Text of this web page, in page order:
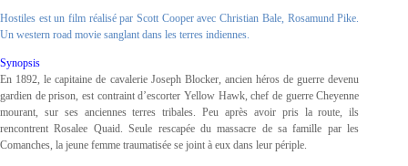
Hostiles est un film réalisé par Scott Cooper avec Christian Bale, Rosamund Pike.
Un western road movie sanglant dans les terres indiennes.
Synopsis
En 1892, le capitaine de cavalerie Joseph Blocker, ancien héros de guerre devenu
gardien de prison, est contraint d’escorter Yellow Hawk, chef de guerre Cheyenne
mourant, sur ses anciennes terres tribales. Peu après avoir pris la route, ils
rencontrent Rosalee Quaid. Seule rescapée du massacre de sa famille par les
Comanches, la jeune femme traumatisée se joint à eux dans leur périple.